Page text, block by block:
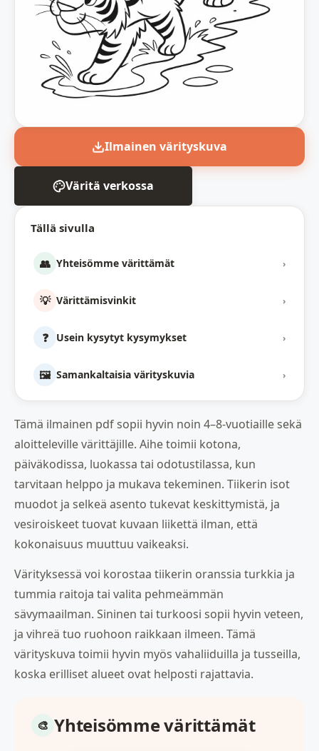
Tällä sivulla
👥 Yhteisömme värittämät ›
💡 Värittämisvinkit ›
❓ Usein kysytyt kysymykset ›
🖼️ Samankaltaisia värityskuvia ›
Ilmainen värityskuva
Väritä verkossa
Tämä ilmainen pdf sopii hyvin noin 4–8-vuotiaille sekä
aloitteleville värittäjille. Aihe toimii kotona,
päiväkodissa, luokassa tai odotustilassa, kun
tarvitaan helppo ja mukava tekeminen. Tiikerin isot
muodot ja selkeä asento tukevat keskittymistä, ja
vesiroiskeet tuovat kuvaan liikettä ilman, että
kokonaisuus muuttuu vaikeaksi.
Värityksessä voi korostaa tiikerin oranssia turkkia ja
tummia raitoja tai valita pehmeämmän
sävymaailman. Sininen tai turkoosi sopii hyvin veteen,
ja vihreä tuo ruohoon raikkaan ilmeen. Tämä
värityskuva toimii hyvin myös vahaliiduilla ja tusseilla,
koska erilliset alueet ovat helposti rajattavia.
Yhteisömme värittämät